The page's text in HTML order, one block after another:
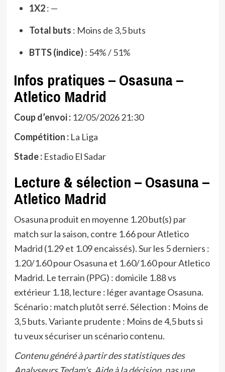
1X2: —
Total buts : Moins de 3,5 buts
BTTS (indice): 54% / 51%
Infos pratiques – Osasuna –
Atletico Madrid
Coup d’envoi :12/05/2026 21:30
Compétition :La Liga
Stade :Estadio El Sadar
Lecture & sélection – Osasuna –
Atletico Madrid
Osasuna produit en moyenne 1.20 but(s) par
match sur la saison, contre 1.66 pour Atletico
Madrid (1.29 et 1.09 encaissés). Sur les 5 derniers :
1.20/1.60 pour Osasuna et 1.60/1.60 pour Atletico
Madrid. Le terrain (PPG) : domicile 1.88 vs
extérieur 1.18, lecture : léger avantage Osasuna.
Scénario : match plutôt serré. Sélection : Moins de
3,5 buts. Variante prudente : Moins de 4,5 buts si
tu veux sécuriser un scénario contenu.
Contenu généré à partir des statistiques des